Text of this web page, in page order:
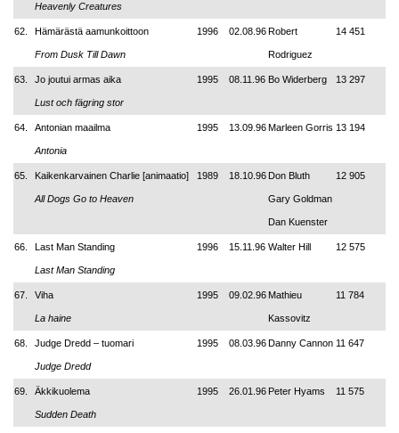
Heavenly Creatures
62. Hämärästä aamunkoittoon
From Dusk Till Dawn
1996 02.08.96Robert
Rodriguez
14 451
63. Jo joutui armas aika
Lust och fägring stor
1995 08.11.96 Bo Widerberg 13 297
64. Antonian maailma
Antonia
1995 13.09.96Marleen Gorris 13 194
65. Kaikenkarvainen Charlie [animaatio]
All Dogs Go to Heaven
1989 18.10.96 Don Bluth
Gary Goldman
Dan Kuenster
12 905
66. Last Man Standing
Last Man Standing
1996 15.11.96 Walter Hill 12 575
67. Viha
La haine
1995 09.02.96 Mathieu
Kassovitz
11 784
68. Judge Dredd – tuomari
Judge Dredd
1995 08.03.96Danny Cannon 11 647
69. Äkkikuolema
Sudden Death
1995 26.01.96 Peter Hyams 11 575